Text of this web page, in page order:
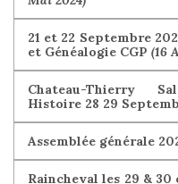
21 et 22 Septembre
et Généalogie CGP (16
Chateau-Thierry
Histoire 28 29
Assemblée générale
Raincheval les 29 &